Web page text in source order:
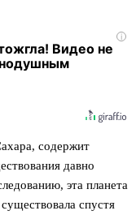
i
Видео не
содержит
давно
эта планета
спустя